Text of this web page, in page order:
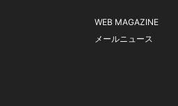
WEB MAGAZINE
メールニュース